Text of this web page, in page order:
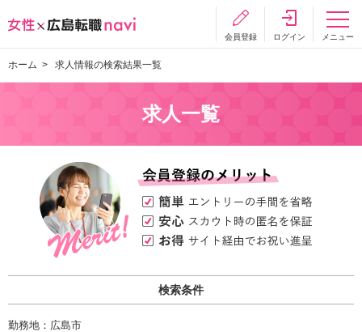
会員登録 ログイン メニュー
ホーム 求人情報の検索結果一覧
求人一覧
検索条件
勤務地：広島市